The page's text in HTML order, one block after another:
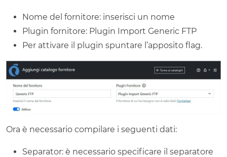
Nome del fornitore: inserisci un nome
Plugin fornitore: Plugin Import Generic FTP
Per attivare il plugin spuntare l’apposito flag.
Ora è necessario compilare i seguenti dati:
Separator: è necessario specificare il separatore